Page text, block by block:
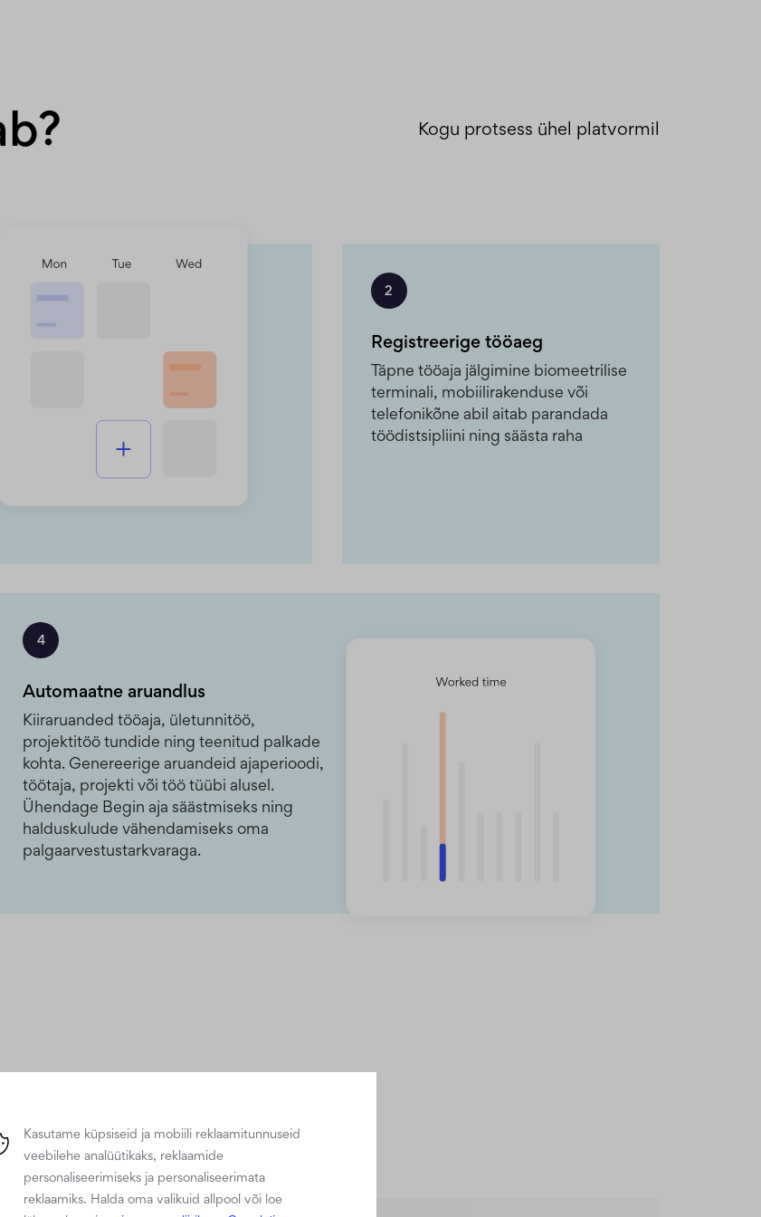
Kogu protsess ühel platvormil
2
Registreerige tööaeg
Täpne tööaja jälgimine biomeetrilise
terminali, mobiilirakenduse või
telefonikõne abil aitab parandada
töödistsipliini ning säästa raha
4
Automaatne aruandlus
Kiiraruanded tööaja, ületunnitöö,
projektitöö tundide ning teenitud palkade
kohta. Genereerige aruandeid ajaperioodi,
töötaja, projekti või töö tüübi alusel.
Ühendage Begin aja säästmiseks ning
halduskulude vähendamiseks oma
palgaarvestustarkvaraga.
Funktsioonid
Kasutame küpsiseid ja mobiili reklaamitunnuseid
veebilehe analüütikaks, reklaamide
personaliseerimiseks ja personaliseerimata
reklaamiks. Halda oma valikuid allpool või loe